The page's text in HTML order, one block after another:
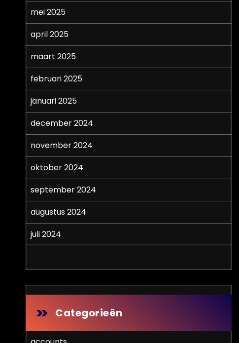
mei 2025
april 2025
maart 2025
februari 2025
januari 2025
december 2024
november 2024
oktober 2024
september 2024
augustus 2024
juli 2024
Categorieën